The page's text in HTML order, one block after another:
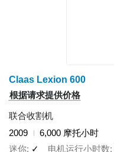
Claas Lexion 600
根据请求提供价格
联合收割机
2009
6,000 摩托小时
迷你 ✓ 电机运行小时数